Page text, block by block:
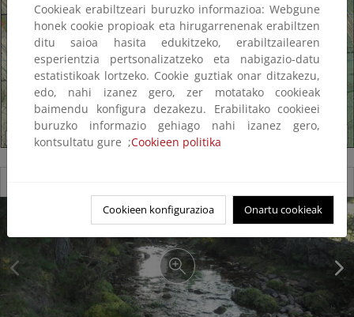
Cookieak erabiltzeari buruzko informazioa: Webgune
honek cookie propioak eta hirugarrenenak erabiltzen
ditu saioa hasita edukitzeko, erabiltzailearen
esperientzia pertsonalizatzeko eta nabigazio-datu
estatistikoak lortzeko. Cookie guztiak onar ditzakezu,
edo, nahi izanez gero, zer motatako cookieak
baimendu konfigura dezakezu. Erabilitako cookieei
buruzko informazio gehiago nahi izanez gero,
kontsultatu gure ;Cookieen politika
Cookieen konfigurazioa Onartu cookieak